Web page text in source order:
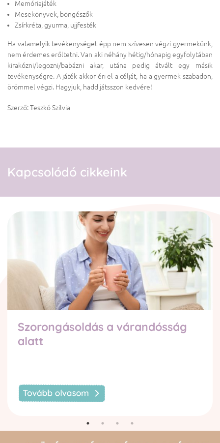
Memóriajáték
Mesekönyvek, böngészők
Zsírkréta, gyurma, ujjfesték
Ha valamelyik tevékenységet épp nem szívesen végzi gyermekünk,
nem érdemes erőltetni. Van aki néhány hétig/hónapig egyfolytában
kirakózni/legozni/babázni akar, utána pedig átvált egy másik
tevékenységre. A játék akkor éri el a célját, ha a gyermek szabadon,
örömmel végzi. Hagyjuk, hadd játsszon kedvére!
Szerző: Teszkó Szilvia
Kapcsolódó cikkeink
Szorongásoldás a várandósság
alatt